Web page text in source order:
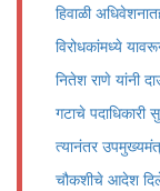
हिवाळी
विरोधकांमध्ये
नितेश राणे यांनी
गटाचे पदाधिकारी
त्यानंतर
चौकशीचे आदेश